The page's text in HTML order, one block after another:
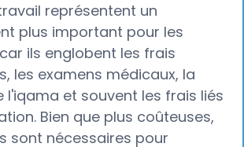
représentent un
plus important pour les
ils englobent les frais
les examens médicaux, la
l'iqama et souvent les frais liés
Bien que plus coûteuses,
sont nécessaires pour